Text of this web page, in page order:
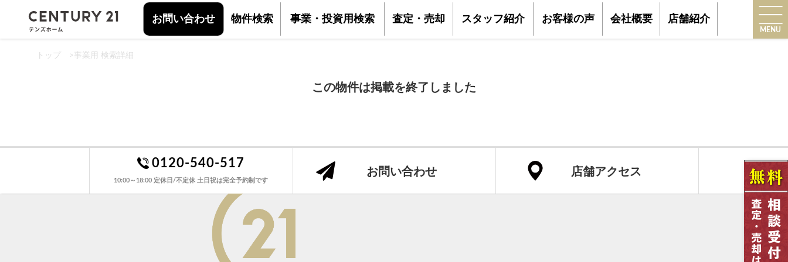
MENU
お問い合わせ 物件検索 事業・投資用検索 査定・売却 スタッフ紹介 お客様の声 会社概要 店舗紹介
トップ > 事業用 検索詳細
この物件は掲載を終了しました
0120-540-517
10:00～18:00 定休日/不定休 土日祝は完全予約制です
お問い合わせ 店舗アクセス